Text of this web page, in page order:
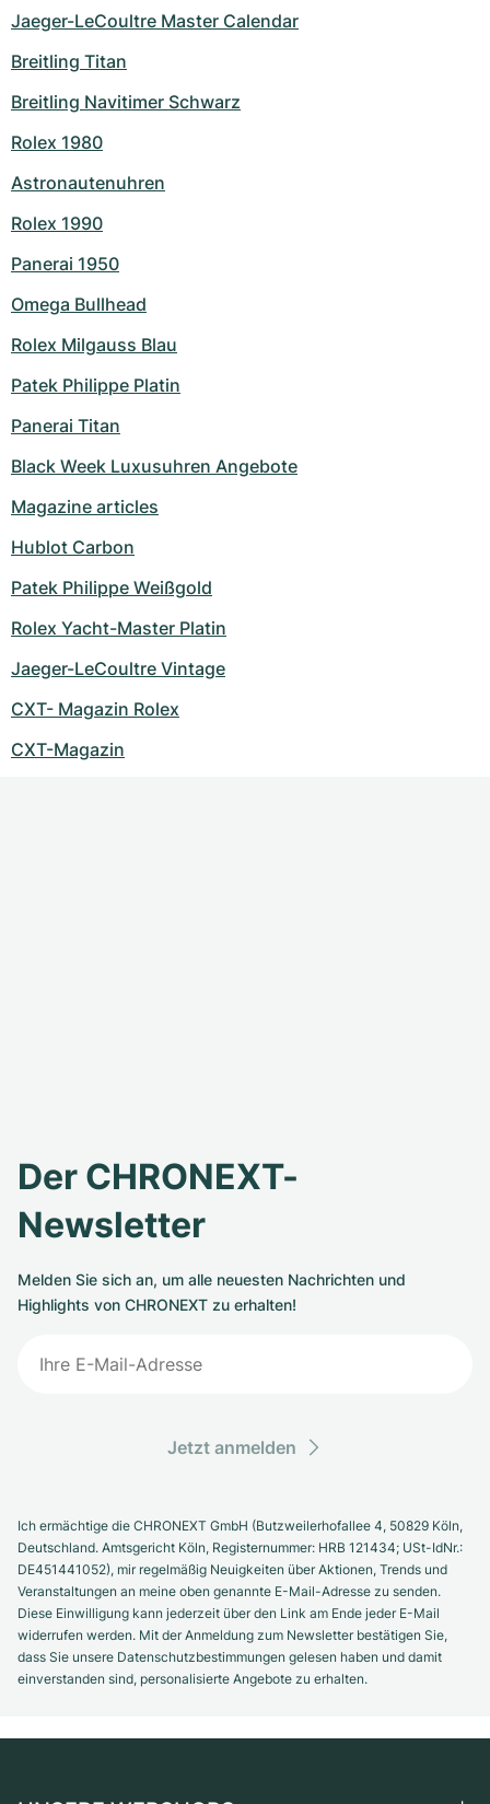
Jaeger-LeCoultre Master Calendar
Breitling Titan
Breitling Navitimer Schwarz
Rolex 1980
Astronautenuhren
Rolex 1990
Panerai 1950
Omega Bullhead
Rolex Milgauss Blau
Patek Philippe Platin
Panerai Titan
Black Week Luxusuhren Angebote
Magazine articles
Hublot Carbon
Patek Philippe Weißgold
Rolex Yacht-Master Platin
Jaeger-LeCoultre Vintage
CXT- Magazin Rolex
CXT-Magazin
Der CHRONEXT-
Newsletter
Melden Sie sich an, um alle neuesten Nachrichten und
Highlights von CHRONEXT zu erhalten!
Jetzt anmelden
Ich ermächtige die CHRONEXT GmbH (Butzweilerhofallee 4, 50829 Köln,
Deutschland. Amtsgericht Köln, Registernummer: HRB 121434; USt-IdNr.:
DE451441052), mir regelmäßig Neuigkeiten über Aktionen, Trends und
Veranstaltungen an meine oben genannte E-Mail-Adresse zu senden.
Diese Einwilligung kann jederzeit über den Link am Ende jeder E-Mail
widerrufen werden. Mit der Anmeldung zum Newsletter bestätigen Sie,
dass Sie unsere Datenschutzbestimmungen gelesen haben und damit
einverstanden sind, personalisierte Angebote zu erhalten.